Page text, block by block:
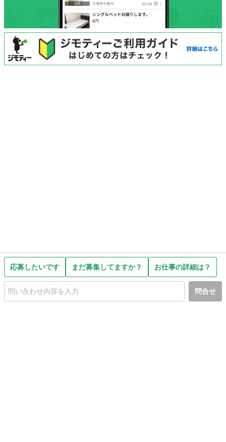
応募したいです まだ募集してますか？ お仕事の詳細は？
問合せ